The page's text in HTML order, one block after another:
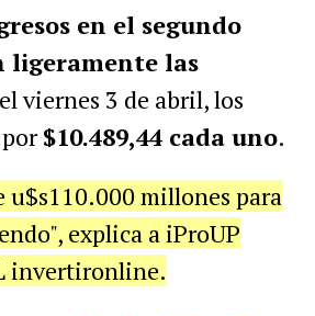
en el segundo
ligeramente las
viernes 3 de abril, los
$10.489,44 cada uno.
millones para
explica a iProUP
invertironline.